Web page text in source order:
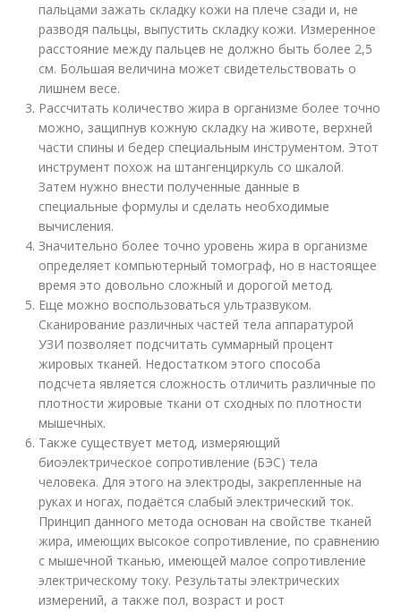
пальцами зажать складку кожи на плече сзади и, не
разводя пальцы, выпустить складку кожи. Измеренное
расстояние между пальцев не должно быть более 2,5
см. Большая величина может свидетельствовать о
лишнем весе.
Рассчитать количество жира в организме более точно
можно, защипнув кожную складку на животе, верхней
части спины и бедер специальным инструментом. Этот
инструмент похож на штангенциркуль со шкалой.
Затем нужно внести полученные данные в
специальные формулы и сделать необходимые
вычисления.
Значительно более точно уровень жира в организме
определяет компьютерный томограф, но в настоящее
время это довольно сложный и дорогой метод.
Еще можно воспользоваться ультразвуком.
Сканирование различных частей тела аппаратурой
УЗИ позволяет подсчитать суммарный процент
жировых тканей. Недостатком этого способа
подсчета является сложность отличить различные по
плотности жировые ткани от сходных по плотности
мышечных.
Также существует метод, измеряющий
биоэлектрическое сопротивление (БЭС) тела
человека. Для этого на электроды, закрепленные на
руках и ногах, подаётся слабый электрический ток.
Принцип данного метода основан на свойстве тканей
жира, имеющих высокое сопротивление, по сравнению
с мышечной тканью, имеющей малое сопротивление
электрическому току. Результаты электрических
измерений, а также пол, возраст и рост